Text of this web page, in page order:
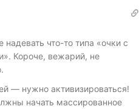
что-то типа «очки с
Короче, вежарий, не
— нужно активизироваться!
начать массированное